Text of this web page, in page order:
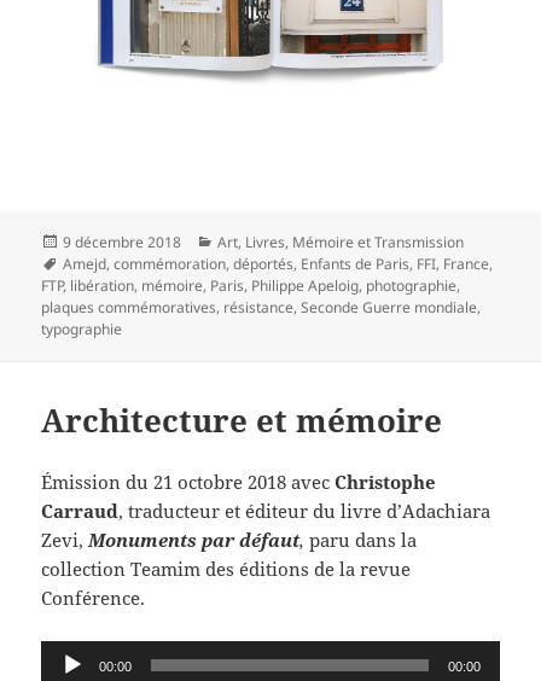
Publié
le
9 décembre 2018 Catégories
Art, Livres, Mémoire et Transmission
Mots-
clés
Amejd,commémoration,déportés, Enfants de Paris, FFI, France,
FTP, libération, mémoire, Paris, Philippe Apeloig, photographie,
plaques commémoratives, résistance,Seconde Guerre mondiale,
typographie
Architecture et mémoire
Émission du 21 octobre 2018 avecChristophe
Carraud, traducteur et éditeur du livre d’Adachiara
Zevi,Monuments par défaut, paru dans la
collection Teamim des éditions de la revue
Conférence.
Lecteur 00:00 00:00